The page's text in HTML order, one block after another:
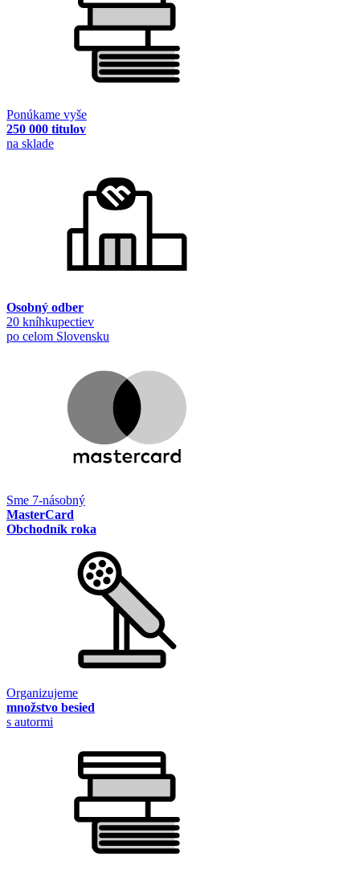
Ponúkame vyše
250 000 titulov
na sklade
Osobný odber
20 kníhkupectiev
po celom Slovensku
Sme 7-násobný
MasterCard
Obchodník roka
Organizujeme
množstvo besied
s autormi